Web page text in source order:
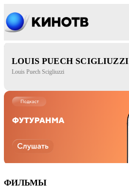
LOUIS PUECH SCIGLIUZZI
Louis Puech Scigliuzzi
ФИЛЬМЫ